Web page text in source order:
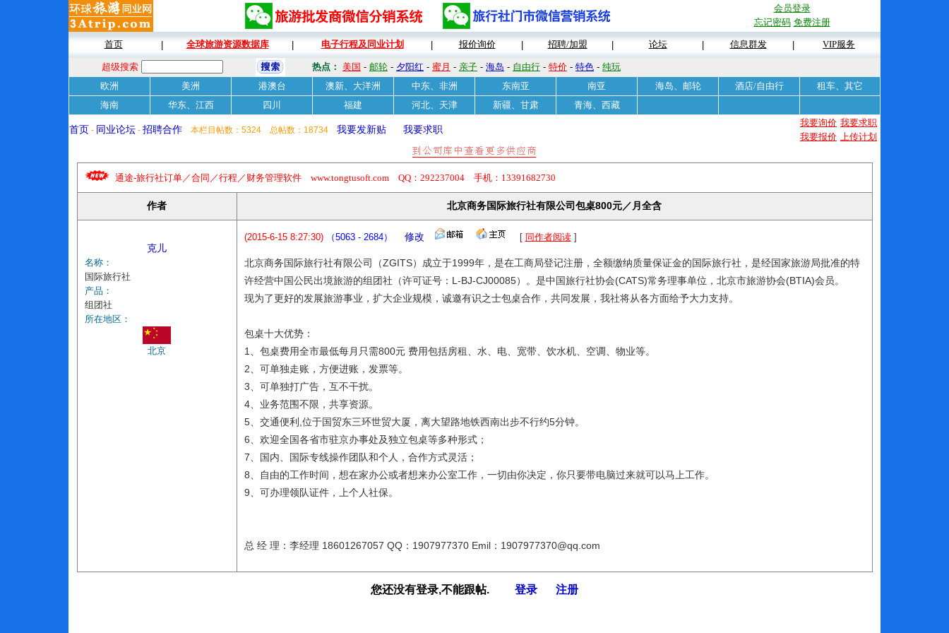
会员登录
忘记密码 免费注册
首页 全球旅游资源数据库 电子行程及同业计划 报价询价 招聘/加盟 论坛 信息群发 VIP服务
超级搜索 热点： 美国 - 邮轮 - 夕阳红 - 蜜月 - 亲子 - 海岛 - 自由行 - 特价 - 特色 - 纯玩
欧洲
美洲 港澳台 澳新、大洋洲 中东、非洲 东南亚 南亚 海岛、邮轮 酒店/自由行
租车、其它
海南
华东、江西 四川 福建 河北、天津 新疆、甘肃 青海、西藏
首页 - 同业论坛 - 招聘合作 本栏目帖数：5324 总帖数：18734 我要发新贴 我要求职
我要询价 我要求职
我要报价 上传计划
通途-旅行社订单／合同／行程／财务管理软件 www.tongtusoft.com QQ：292237004 手机：13391682730
作者 北京商务国际旅行社有限公司包桌800元／月全含
克儿
名称：
国际旅行社
产品：
组团社
所在地区：
北京
(2015-6-15 8:27:30) （5063 - 2684） 修改 [ 同作者阅读]
北京商务国际旅行社有限公司（ZGITS）成立于1999年，是在工商局登记注册，全额缴纳质量保证金的国际旅行社，是经国家旅游局批准的特
许经营中国公民出境旅游的组团社（许可证号：L-BJ-CJ00085）。是中国旅行社协会(CATS)常务理事单位，北京市旅游协会(BTIA)会员。
现为了更好的发展旅游事业，扩大企业规模，诚邀有识之士包桌合作，共同发展，我社将从各方面给予大力支持。
包桌十大优势：
1、包桌费用全市最低每月只需800元 费用包括房租、水、电、宽带、饮水机、空调、物业等。
2、可单独走账，方便进账，发票等。
3、可单独打广告，互不干扰。
4、业务范围不限，共享资源。
5、交通便利,位于国贸东三环世贸大厦，离大望路地铁西南出步不行约5分钟。
6、欢迎全国各省市驻京办事处及独立包桌等多种形式；
7、国内、国际专线操作团队和个人，合作方式灵活；
8、自由的工作时间，想在家办公或者想来办公室工作，一切由你决定，你只要带电脑过来就可以马上工作。
9、可办理领队证件，上个人社保。
总 经 理：李经理 18601267057 QQ：1907977370 Emil：1907977370@qq.com
您还没有登录,不能跟帖. 登录 注册